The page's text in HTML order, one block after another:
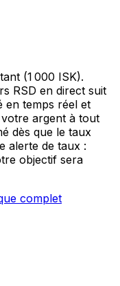
(1 000 ISK).
RSD en direct suit
en temps réel et
argent à tout
dès que le taux
alerte de taux :
objectif sera
complet